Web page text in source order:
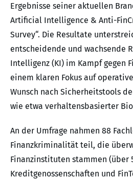
Ergebnisse seiner aktuellen
Artificial Intelligence & Anti-
Survey“. Die Resultate
entscheidende und wachsende
Intelligenz (KI) im Kampf gegen
einem klaren Fokus auf
Wunsch nach Sicherheitstools
wie etwa verhaltensbasierter
An der Umfrage nahmen 88
Finanzkriminalität teil, die
Finanzinstituten stammen (über
Kreditgenossenschaften und